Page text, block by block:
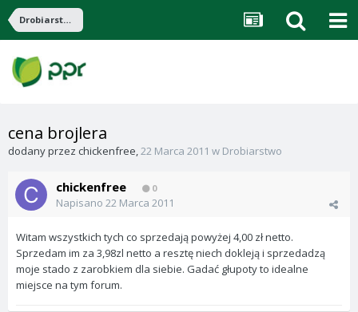
Drobiarstwo
cena brojlera
dodany przez chickenfree,22 Marca 2011 w Drobiarstwo
chickenfree 0
Napisano 22 Marca 2011
Witam wszystkich tych co sprzedają powyżej 4,00 zł netto.
Sprzedam im za 3,98zl netto a resztę niech dokleją i sprzedadzą
moje stado z zarobkiem dla siebie. Gadać głupoty to idealne
miejsce na tym forum.